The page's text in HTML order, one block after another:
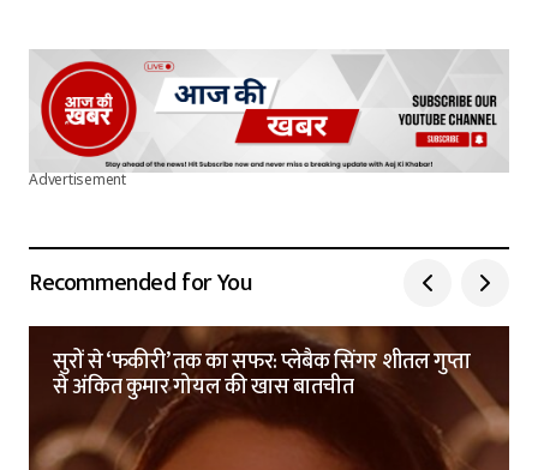
Advertisement
Recommended for You
सुरों से ‘फकीरी’ तक का सफर: प्लेबैक सिंगर शीतल गुप्ता
से अंकित कुमार गोयल की खास बातचीत